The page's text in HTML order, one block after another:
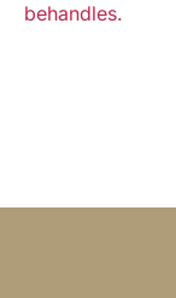
behandles.